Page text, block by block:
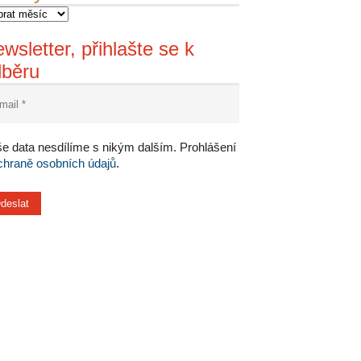
přihlašte se k
data nesdílíme s nikým dalším. Prohlášení
osobních údajů.